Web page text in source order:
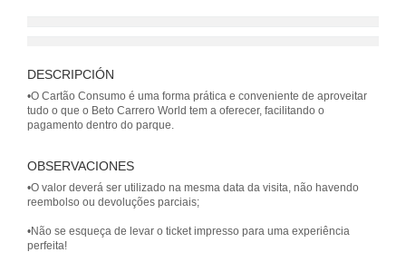
DESCRIPCIÓN
•O Cartão Consumo é uma forma prática e conveniente de aproveitar
tudo o que o Beto Carrero World tem a oferecer, facilitando o
pagamento dentro do parque.
OBSERVACIONES
•O valor deverá ser utilizado na mesma data da visita, não havendo
reembolso ou devoluções parciais;
•Não se esqueça de levar o ticket impresso para uma experiência
perfeita!